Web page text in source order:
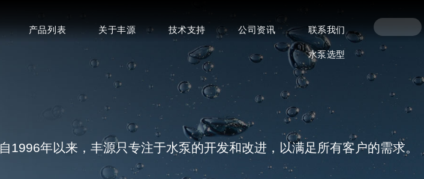
产品列表 关于丰源 技术支持 公司资讯 联系我们
水泵选型
自1996年以来，丰源只专注于水泵的开发和改进，以满足所有客户的需求。